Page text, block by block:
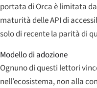
portata di Orca è limitata
maturità delle API di
solo di recente la parità di
Modello di adozione
Ognuno di questi lettori
nell’ecosistema, non alla